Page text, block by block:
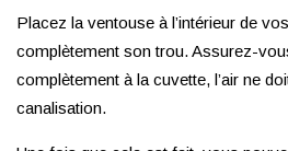
Placez la ventouse à l’intérieur de
complètement son trou. Assurez-
complètement à la cuvette, l’air ne
canalisation.